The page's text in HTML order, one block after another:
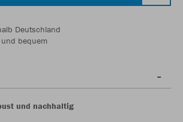
Deutschland
bequem
und nachhaltig